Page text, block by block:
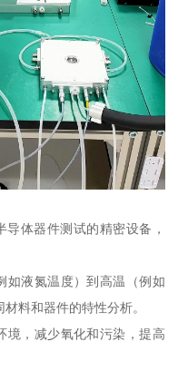
体器件测试的精密设备，
液氮温度）到高温（例如
料和器件的特性分析。
，减少氧化和污染，提高